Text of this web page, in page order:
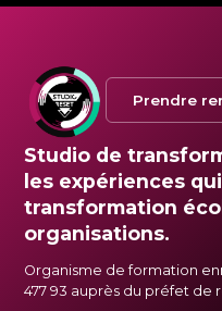
Prendre
Studio de
les expériences
transformation
organisations.
Organisme de formation
477 93 auprès du préfet de